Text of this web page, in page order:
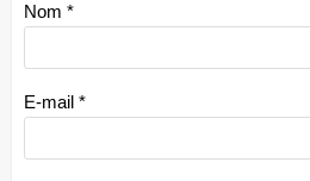
Nom *
E-mail *